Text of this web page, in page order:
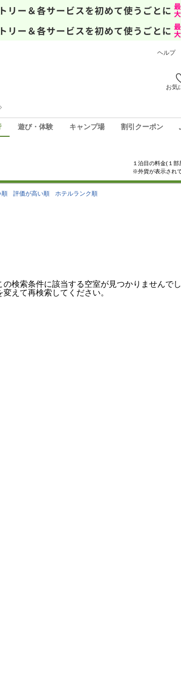
ヘルプ
お気
遊び・体験 キャンプ場 割引クーポン
１泊目の料金(１
※外貨が表示され
順 評価が高い順 ホテルランク順
検索条件に該当する空室が見つかりませんで
変えて再検索してください。